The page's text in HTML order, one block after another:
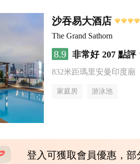
沙吞易大酒店
The Grand Sathorn
8.9 非常好 207 點評
832米距瑪里安曼印度廟
家庭房 游泳池
登入可獲取會員優惠，